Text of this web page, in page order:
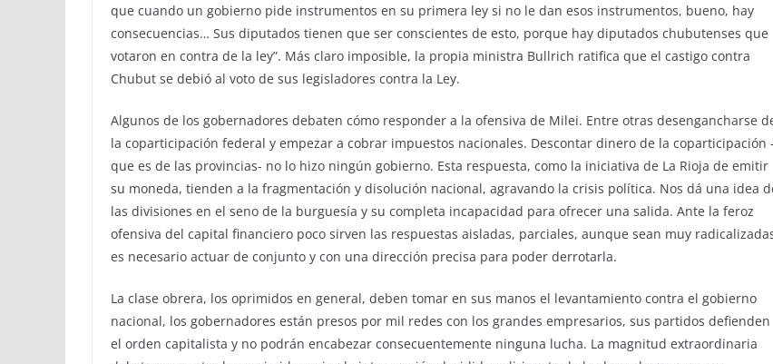
que cuando un gobierno pide instrumentos en su primera ley si no le dan esos instrumentos, bueno, hay
consecuencias… Sus diputados tienen que ser conscientes de esto, porque hay diputados chubutenses que
votaron en contra de la ley”. Más claro imposible, la propia ministra Bullrich ratifica que el castigo contra
Chubut se debió al voto de sus legisladores contra la Ley.
Algunos de los gobernadores debaten cómo responder a la ofensiva de Milei. Entre otras desengancharse
la coparticipación federal y empezar a cobrar impuestos nacionales. Descontar dinero de la coparticipación -
que es de las provincias- no lo hizo ningún gobierno. Esta respuesta, como la iniciativa de La Rioja de emitir
su moneda, tienden a la fragmentación y disolución nacional, agravando la crisis política. Nos dá una idea
las divisiones en el seno de la burguesía y su completa incapacidad para ofrecer una salida. Ante la feroz
ofensiva del capital financiero poco sirven las respuestas aisladas, parciales, aunque sean muy
es necesario actuar de conjunto y con una dirección precisa para poder derrotarla.
La clase obrera, los oprimidos en general, deben tomar en sus manos el levantamiento contra el gobierno
nacional, los gobernadores están presos por mil redes con los grandes empresarios, sus partidos defienden
el orden capitalista y no podrán encabezar consecuentemente ninguna lucha. La magnitud extraordinaria